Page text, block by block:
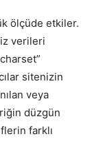
ölçüde etkiler.
verileri
sitenizin
veya
düzgün
farklı